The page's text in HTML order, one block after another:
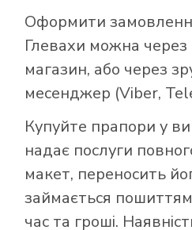
Оформити
Глевахи можна через
магазин, або через
месенджер (Viber,
Купуйте прапори у
надає послуги
макет, переносить
займається
час та гроші.